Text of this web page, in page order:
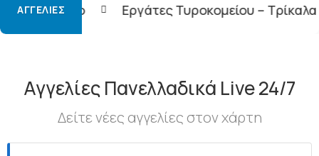
ΑΓΓΕΛΊΕΣ
Εργάτες Τυροκομείου – Τρίκαλα
Αγγελίες Πανελλαδικά Live 24/7
Δείτε νέες αγγελίες στον χάρτη